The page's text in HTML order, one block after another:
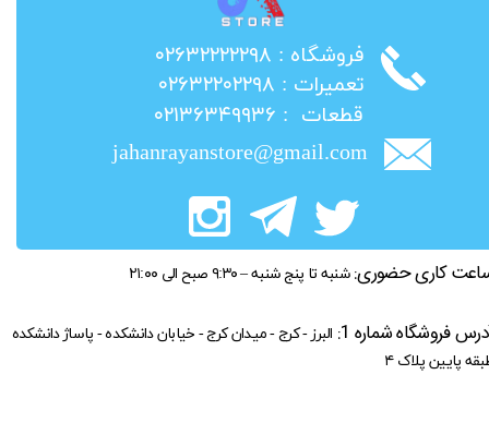
​فروشگاه : ۰۲۶۳۲۲۲۲۲۹۸
​تعمیرات : ۰۲۶۳۲۲۰۲۲۹۸
​قطعات : ۰۲۱۳۶۳۴۹۹۳۶
jahanrayanstore@gmail.com
کاری حضوری: شنبه تا پنج شنبه – ۹:۳۰ صبح الی ۲۱:۰۰
فروشگاه شماره 1:
البرز - کرج - میدان کرج - خیابان دانشکده - پاساژ دانشکده
پایین پلاک ۴